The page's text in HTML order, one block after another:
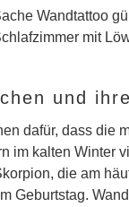
Wandtattoo
mit
und
dafür, dass die
im kalten Winter
die am
Geburtstag.